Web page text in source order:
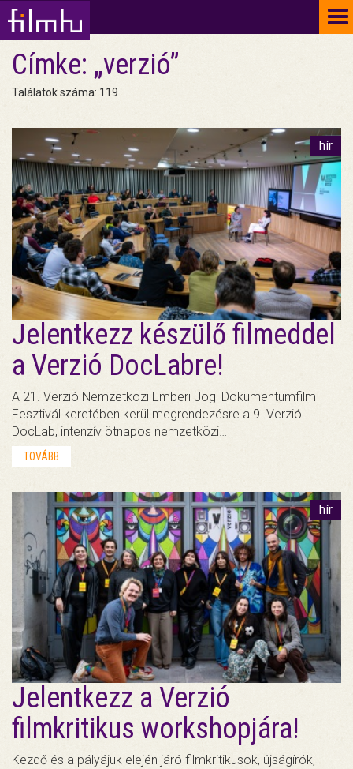
Címke: „verzió”
Találatok száma: 119
hír
Jelentkezz készülő filmeddel
a Verzió DocLabre!
A 21. Verzió Nemzetközi Emberi Jogi Dokumentumfilm
Fesztivál keretében kerül megrendezésre a 9. Verzió
DocLab, intenzív ötnapos nemzetközi…
TOVÁBB
hír
Jelentkezz a Verzió
filmkritikus workshopjára!
Kezdő és a pályájuk elején járó filmkritikusok, újságírók,